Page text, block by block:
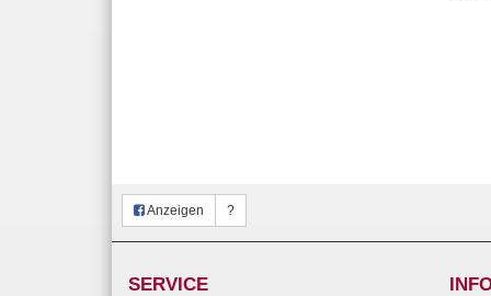
Anzeigen ?
SERVICE